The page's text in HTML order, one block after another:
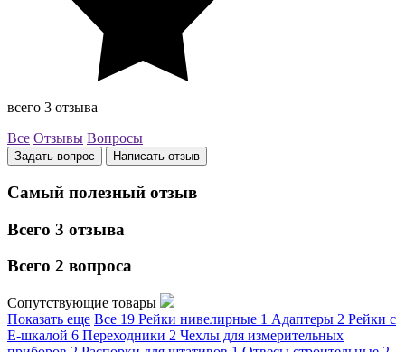
всего 3 отзыва
Все Отзывы Вопросы
Задать вопрос Написать отзыв
Самый полезный отзыв
Всего 3 отзыва
Всего 2 вопроса
Сопутствующие товары
Показать еще Все 19 Рейки нивелирные 1 Адаптеры 2 Рейки с
Е-шкалой 6 Переходники 2 Чехлы для измерительных